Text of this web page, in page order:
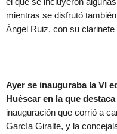
mientras se disfrutó
Ángel Ruiz, con su
Ayer se inauguraba la VI
Huéscar en la que
inauguración que corrió a
García Giralte, y la